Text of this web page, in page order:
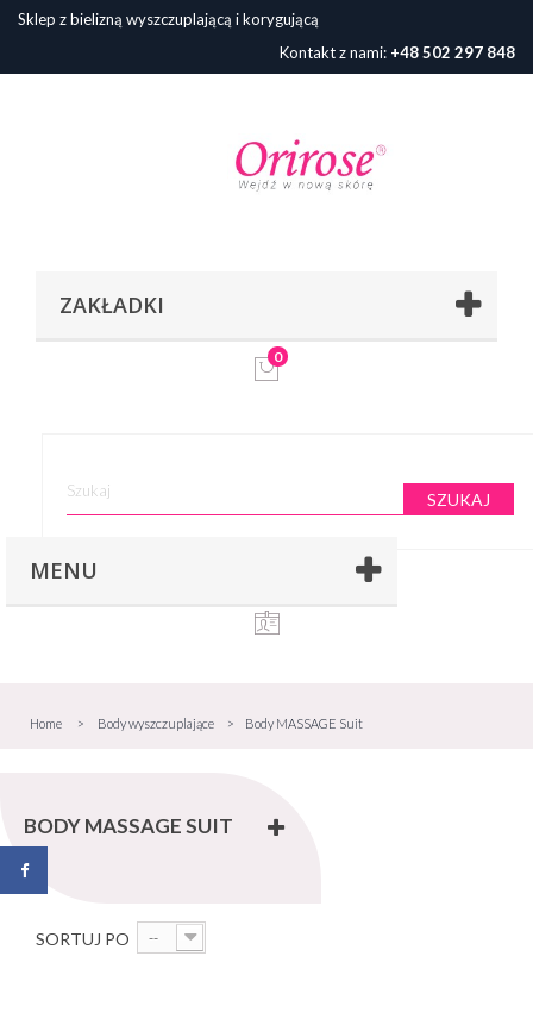
Sklep z bielizną wyszczuplającą i korygującą
Kontakt z nami: +48 502 297 848
ZAKŁADKI
0
SZUKAJ
MENU
Home > Body wyszczuplające > Body MASSAGE Suit
BODY MASSAGE SUIT
SORTUJ PO --